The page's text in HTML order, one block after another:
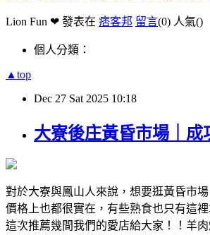
Lion Fun ❤ 發表在 痞客邦 留言(0) 人氣()
個人分類：
▲top
Dec 27 Sat 2025 10:18
大寮後庄黃昏市場｜成
對於大寮與鳳山人來說，想要逛黃昏市
價格上也都很實在，有些熟食也只有這
這次推薦幾間我們的愛店給大家！！羊